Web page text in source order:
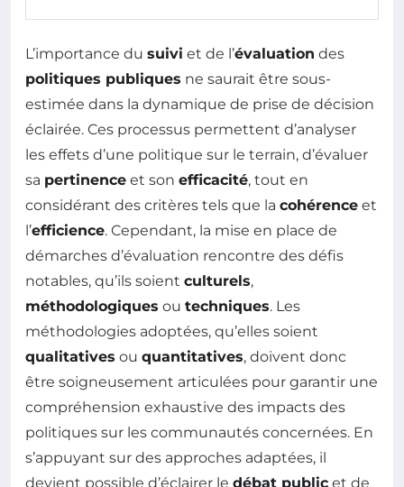
L’importance du suivi et de l’évaluation des
politiques publiques ne saurait être sous-
estimée dans la dynamique de prise de décision
éclairée. Ces processus permettent d’analyser
les effets d’une politique sur le terrain, d’évaluer
sa pertinence et son efficacité, tout en
considérant des critères tels que la cohérence et
l’efficience. Cependant, la mise en place de
démarches d’évaluation rencontre des défis
notables, qu’ils soient culturels,
méthodologiques ou techniques. Les
méthodologies adoptées, qu’elles soient
qualitatives ou quantitatives, doivent donc
être soigneusement articulées pour garantir une
compréhension exhaustive des impacts des
politiques sur les communautés concernées. En
s’appuyant sur des approches adaptées, il
devient possible d’éclairer le débat public et de